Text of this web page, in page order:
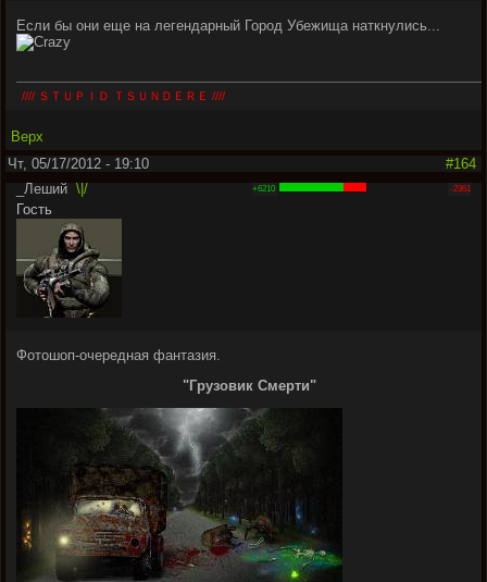
Если бы они еще на легендарный Город Убежища наткнулись...
//// ＳＴＵＰＩＤ ＴＳＵＮＤＥＲＥ ////
Верх
Чт, 05/17/2012 - 19:10
#164
_Леший \|/
Гость
+6210 -2361
Фотошоп-очередная фантазия.
"Грузовик Смерти"